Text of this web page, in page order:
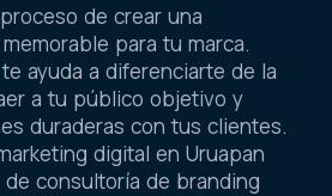
de crear una
para tu marca.
ayuda a diferenciarte de la
a tu público objetivo y
duraderas con tus clientes.
digital en Uruapan
consultoría de branding